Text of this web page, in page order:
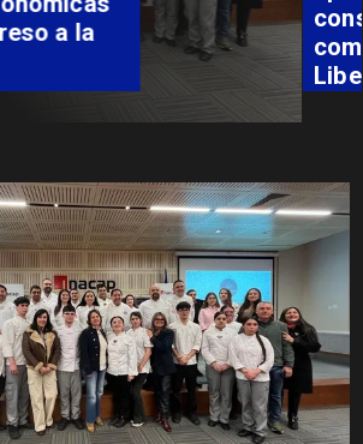
Pehuenche
a Los